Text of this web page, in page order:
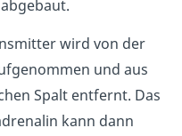
wird von der
und aus
Spalt entfernt. Das
kann dann